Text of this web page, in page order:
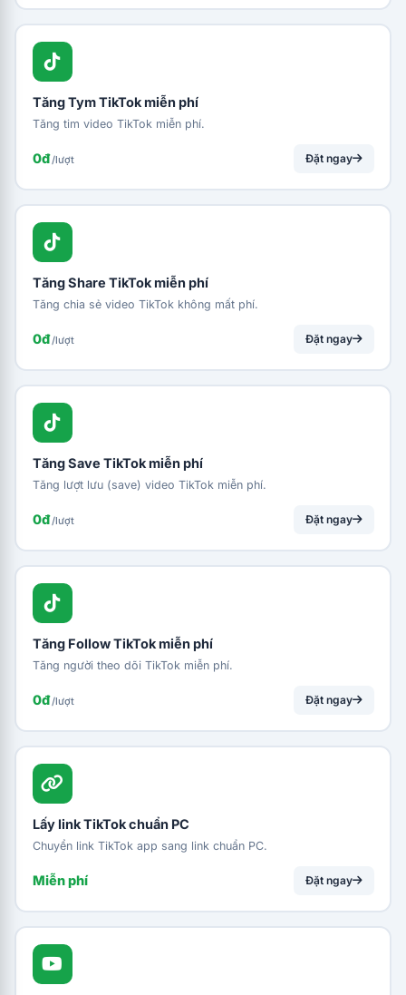
Tăng Tym TikTok miễn phí
Tăng tim video TikTok miễn phí.
0đ/lượt Đặt ngay
Tăng Share TikTok miễn phí
Tăng chia sẻ video TikTok không mất phí.
0đ/lượt Đặt ngay
Tăng Save TikTok miễn phí
Tăng lượt lưu (save) video TikTok miễn phí.
0đ/lượt Đặt ngay
Tăng Follow TikTok miễn phí
Tăng người theo dõi TikTok miễn phí.
0đ/lượt Đặt ngay
Lấy link TikTok chuẩn PC
Chuyển link TikTok app sang link chuẩn PC.
Miễn phí Đặt ngay